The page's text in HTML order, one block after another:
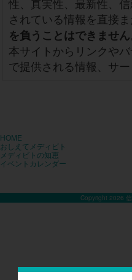
されている情報を直接
を負うことはできません
本サイトからリンクや
で提供される情報、サ
HOME
おしえてメディビト
メディビトの知恵
イベントカレンダー
Copyright 2026